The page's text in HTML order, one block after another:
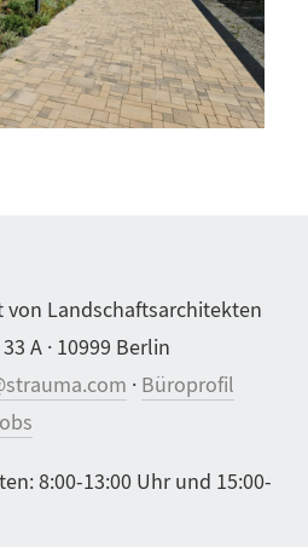
von Landschaftsarchitekten
A · 10999 Berlin
· Büroprofil
8:00-13:00 Uhr und 15:00-